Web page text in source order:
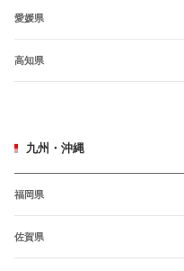
愛媛県
高知県
九州・沖縄
福岡県
佐賀県